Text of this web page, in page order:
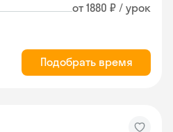
от 1880 ₽ / урок
Подобрать время